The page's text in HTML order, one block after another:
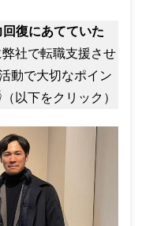
復にあてていた
社で転職支援させ
動で大切なポイン
以下をクリック）